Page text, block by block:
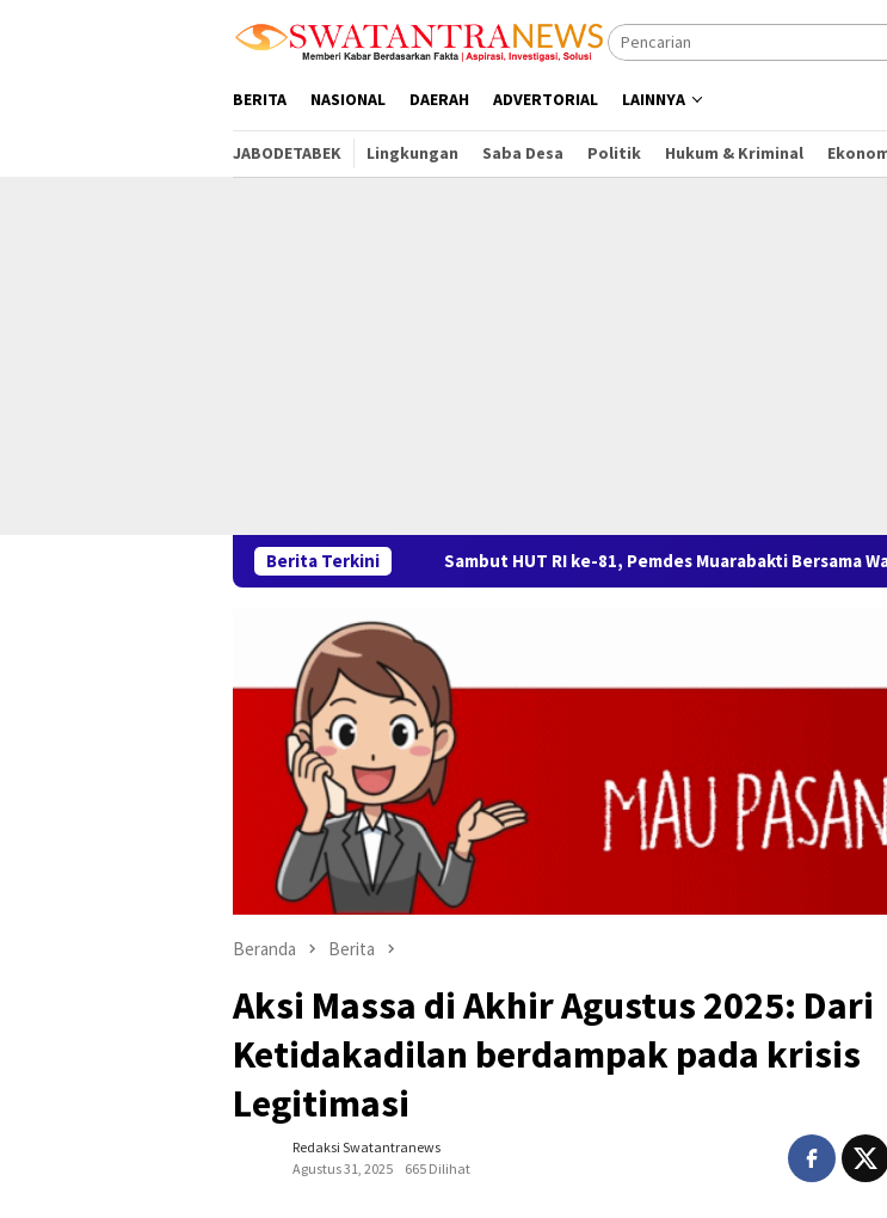
BERITA NASIONAL DAERAH ADVERTORIAL LAINNYA
JABODETABEK Lingkungan Saba Desa Politik Hukum & Kriminal
Berita Terkini
Sambut HUT RI ke-81, Pemdes Muarabakti Bersama Warga Gotong
Beranda Berita
Aksi Massa di Akhir Agustus 2025: Dari
Ketidakadilan berdampak pada krisis
Legitimasi
Redaksi Swatantranews
Agustus 31, 2025
665 Dilihat